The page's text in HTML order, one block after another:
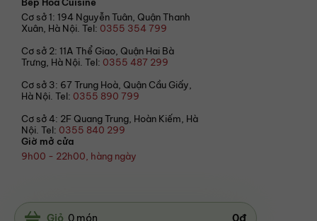
Giỏ 0 món 0đ
Cơ sở 1: 194 Nguyễn Tuân, Quận Thanh
Xuân, Hà Nội. Tel: 0355 354 799
Cơ sở 2: 11A Thể Giao, Quận Hai Bà
Trưng, Hà Nội. Tel: 0355 487 299
Cơ sở 3: 67 Trung Hoà, Quận Cầu Giấy,
Hà Nội. Tel: 0355 890 799
Cơ sở 4: 2F Quang Trung, Hoàn Kiếm, Hà
Nội. Tel: 0355 840 299
Giờ mở cửa
9h00 - 22h00, hàng ngày
© 2021 Bếp Hoa